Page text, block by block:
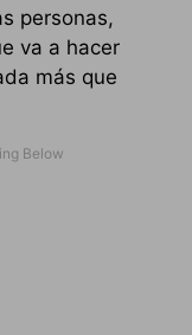
personas,
va a hacer
más que